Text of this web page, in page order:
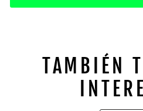
TAMBIÉN